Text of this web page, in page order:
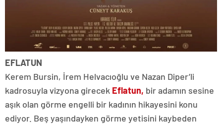
EFLATUN
Kerem Bursin, İrem Helvacıoğlu ve Nazan Diper’li
kadrosuyla vizyona girecek Eflatun, bir adamın sesine
aşık olan görme engelli bir kadının hikayesini konu
ediyor. Beş yaşındayken görme yetisini kaybeden